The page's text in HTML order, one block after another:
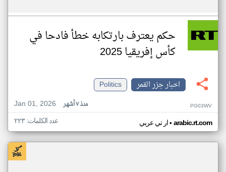
حكم يعترف بارتكابه خطأ فادحا في
كأس إفريقيا 2025
اخبار جزر القمر
Politics
Jan 01, 2026
منذ ٧ أشهر PG03WV
ار تي عربي• arabic.rt.com عدد الكلمات: ٢٢٣